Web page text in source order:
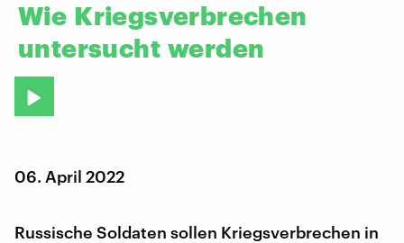
Wie Kriegsverbrechen
untersucht werden
06. April 2022
Russische Soldaten sollen Kriegsverbrechen in